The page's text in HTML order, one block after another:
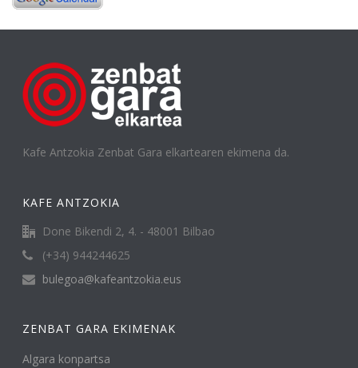
Kafe Antzokia Zenbat Gara elkartearen ekimena da.
KAFE ANTZOKIA
Done Bikendi 2, 4. - 48001 Bilbao
(+34) 944244625
bulegoa@kafeantzokia.eus
ZENBAT GARA EKIMENAK
Algara konpartsa